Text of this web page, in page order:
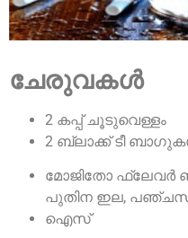
ചേരുവകൾ
2 കപ്പ് ചൂടുവെള്ളം
2 ബ്ലാക്ക് ടീ
മോജിതോ ഫ്ലേവർ
പുതിന ഇല,
ഐസ്